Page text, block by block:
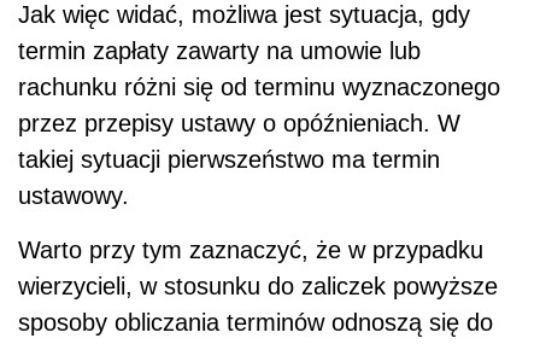
Jak więc widać, możliwa jest sytuacja, gdy
termin zapłaty zawarty na umowie lub
rachunku różni się od terminu wyznaczonego
przez przepisy ustawy o opóźnieniach. W
takiej sytuacji pierwszeństwo ma termin
ustawowy.
Warto przy tym zaznaczyć, że w przypadku
wierzycieli, w stosunku do zaliczek powyższe
sposoby obliczania terminów odnoszą się do